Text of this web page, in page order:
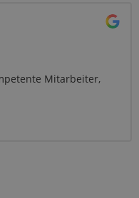
Steffen
Preis-Leistung ist